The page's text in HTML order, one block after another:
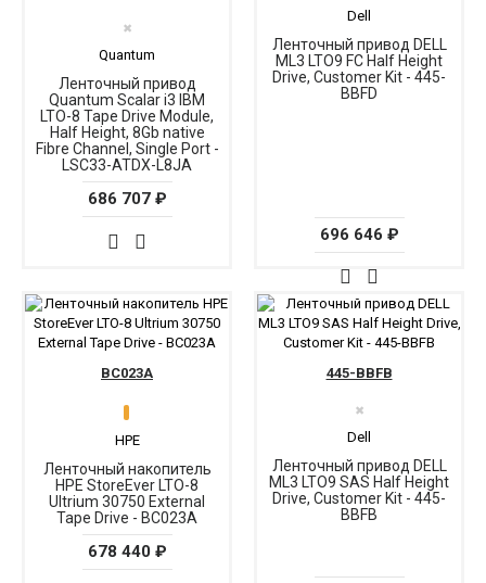
Ленточный привод
Quantum Scalar i3 IBM
LTO-8 Tape Drive Module,
Half Height, 8Gb native
Fibre Channel, Single Port -
LSC33-ATDX-L8JA
Quantum
✖
686 707 ₽
Ленточный привод DELL
ML3 LTO9 FC Half Height
Drive, Customer Kit - 445-
BBFD
Dell
696 646 ₽
Ленточный накопитель
HPE StoreEver LTO-8
Ultrium 30750 External
Tape Drive - BC023A
HPE
BC023A
678 440 ₽
Ленточный привод DELL
ML3 LTO9 SAS Half Height
Drive, Customer Kit - 445-
BBFB
Dell
✖
445-BBFB